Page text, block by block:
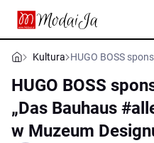
Kultura HUGO BOSS
HUGO BOSS
„Das Bauhaus
w Muzeum